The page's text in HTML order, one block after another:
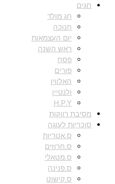
חגים
חג מולד
חנוכה
יום העצמאות
ראש השנה
פסח
פורים
האלווין
ולנטיין
H.P.Y
מסיבת רווקות
סוכריות לעוגה
ס.אטריות
ס.חרוזים
ס.מטאלי
ס.פנינה
ס.קישוט